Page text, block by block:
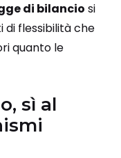
di bilancio si
flessibilità che
quanto le
sì al